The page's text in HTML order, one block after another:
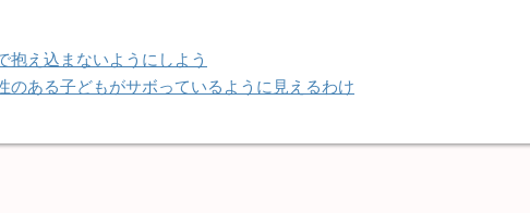
抱え込まないようにしよう
のある子どもがサボっているように見えるわけ